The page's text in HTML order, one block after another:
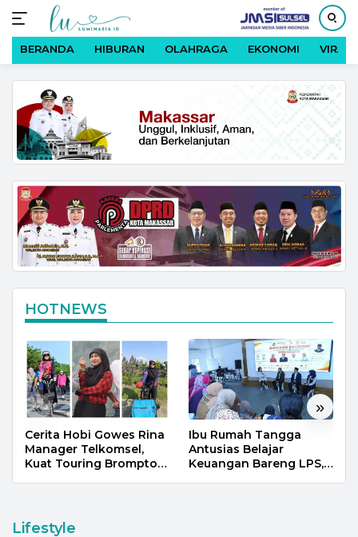
konten
BERANDA HIBURAN OLAHRAGA EKONOMI VIRAL
HOTNEWS
« »
Cerita Hobi Gowes Rina
Manager Telkomsel,
Kuat Touring Brompton
Ibu Rumah Tangga
Antusias Belajar
Keuangan Bareng LPS,
Lifestyle